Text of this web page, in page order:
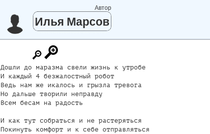
Автор
Илья Марсов
Дошли до маразма свели жизнь к утробе
И каждый 4 безжалостный робот
Ведь нам же икалось и грызла тревога
Но дальше творили неправду
Всем бесам на радость
И как тут собраться и не растеряться
Покинуть комфорт и к себе отправляться